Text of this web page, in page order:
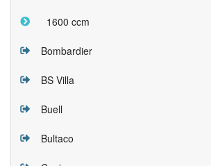
1600 ccm
Bombardier
BS Villa
Buell
Bultaco